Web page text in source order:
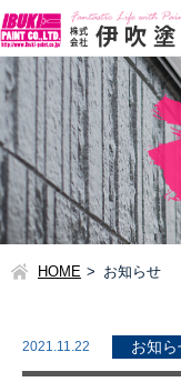
HOME お知らせ
2021.11.22 お知ら